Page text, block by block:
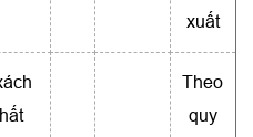
xuất
Theo
quy